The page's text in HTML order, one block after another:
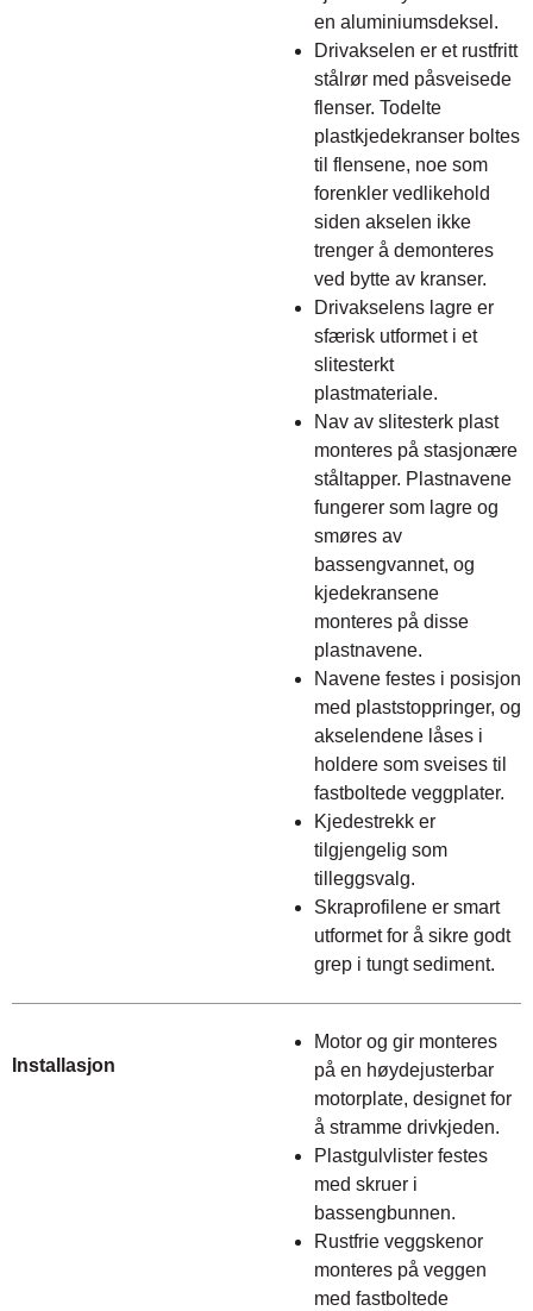
en aluminiumsdeksel.
Drivakselen er et rustfritt
stålrør med påsveisede
flenser. Todelte
plastkjedekranser boltes
til flensene, noe som
forenkler vedlikehold
siden akselen ikke
trenger å demonteres
ved bytte av kranser.
Drivakselens lagre er
sfærisk utformet i et
slitesterkt
plastmateriale.
Nav av slitesterk plast
monteres på stasjonære
ståltapper. Plastnavene
fungerer som lagre og
smøres av
bassengvannet, og
kjedekransene
monteres på disse
plastnavene.
Navene festes i posisjon
med plaststoppringer, og
akselendene låses i
holdere som sveises til
fastboltede veggplater.
Kjedestrekk er
tilgjengelig som
tilleggsvalg.
Skraprofilene er smart
utformet for å sikre godt
grep i tungt sediment.
Installasjon
Motor og gir monteres
på en høydejusterbar
motorplate, designet for
å stramme drivkjeden.
Plastgulvlister festes
med skruer i
bassengbunnen.
Rustfrie veggskenor
monteres på veggen
med fastboltede